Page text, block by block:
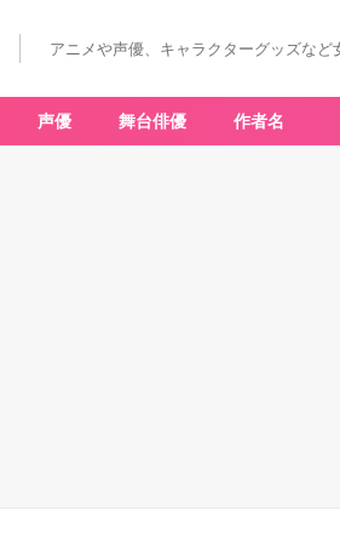
アニメや声優、キャラクターグッズな
声優 舞台俳優 作者名